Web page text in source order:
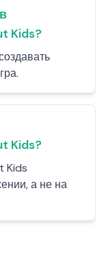
Kids?
Kids?
Kids
а не на